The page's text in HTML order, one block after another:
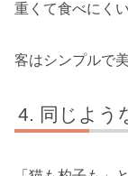
重くて食べにく
客はシンプルで
同じよう